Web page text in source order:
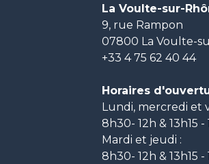
La Voulte-sur-
9, rue Rampon
07800 La Voulte-
+33 4 75 62 40 44
Horaires
Lundi, mercredi et
8h30- 12h & 13h15 -
Mardi et jeudi :
8h30- 12h & 13h15 -